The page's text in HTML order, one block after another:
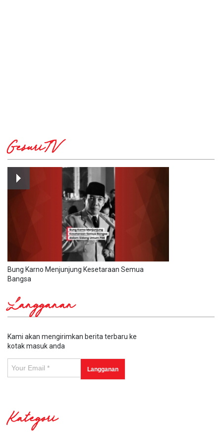
GesuriTV
Bung Karno Menjunjung Kesetaraan Semua
Bangsa
Langganan
Kami akan mengirimkan berita terbaru ke
kotak masuk anda
Kategori